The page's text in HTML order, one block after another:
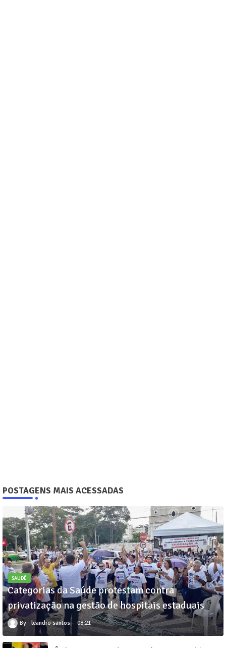
POSTAGENS MAIS ACESSADAS
SAUDÊ
Categorias da Saúde protestam contra
privatização na gestão de hospitais estaduais
leandro santos 08:21